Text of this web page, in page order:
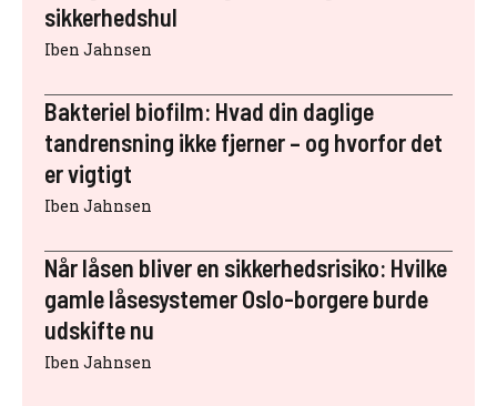
sikkerhedshul
Iben Jahnsen
Bakteriel biofilm: Hvad din daglige
tandrensning ikke fjerner – og hvorfor det
er vigtigt
Iben Jahnsen
Når låsen bliver en sikkerhedsrisiko: Hvilke
gamle låsesystemer Oslo-borgere burde
udskifte nu
Iben Jahnsen